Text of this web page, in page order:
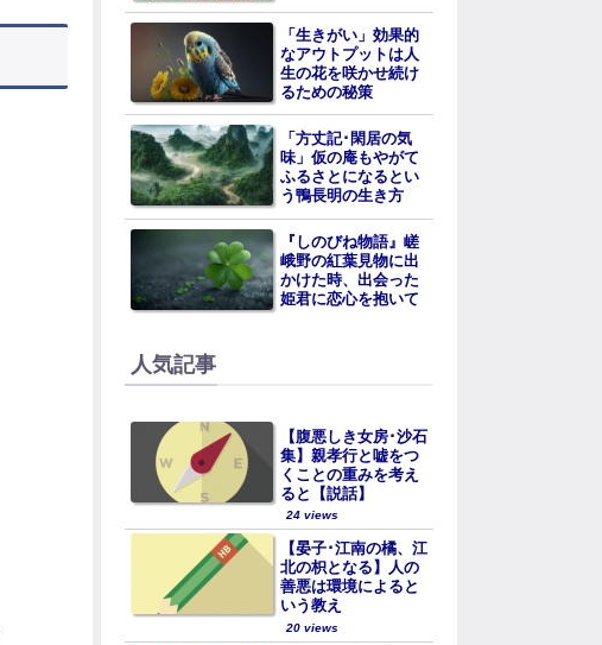
「生きがい」効果的
なアウトプットは人
生の花を咲かせ続け
るための秘策
「方丈記･閑居の気
味」仮の庵もやがて
ふるさとになるとい
う鴨長明の生き方
『しのびね物語』嵯
峨野の紅葉見物に出
かけた時、出会った
姫君に恋心を抱いて
人気記事
【腹悪しき女房･沙石
集】親孝行と嘘をつ
くことの重みを考え
ると【説話】
24 views
【晏子･江南の橘、江
北の枳となる】人の
善悪は環境によると
いう教え
20 views